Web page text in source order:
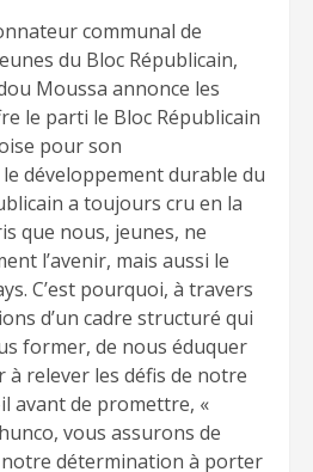
communal de
du Bloc Républicain,
Moussa annonce les
le parti le Bloc Républicain
pour son
développement durable du
a toujours cru en la
que nous, jeunes, ne
l’avenir, mais aussi le
C’est pourquoi, à travers
d’un cadre structuré qui
former, de nous éduquer
relever les défis de notre
avant de promettre, «
vous assurons de
détermination à porter